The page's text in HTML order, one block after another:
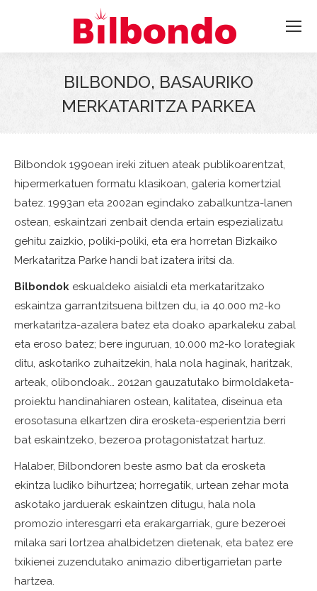
BILBONDO, BASAURIKO
MERKATARITZA PARKEA
Bilbondok 1990ean ireki zituen ateak publikoarentzat,
hipermerkatuen formatu klasikoan, galeria komertzial
batez. 1993an eta 2002an egindako zabalkuntza-lanen
ostean, eskaintzari zenbait denda ertain espezializatu
gehitu zaizkio, poliki-poliki, eta era horretan Bizkaiko
Merkataritza Parke handi bat izatera iritsi da.
Bilbondok eskualdeko aisialdi eta merkataritzako
eskaintza garrantzitsuena biltzen du, ia 40.000 m2-ko
merkataritza-azalera batez eta doako aparkaleku zabal
eta eroso batez; bere inguruan, 10.000 m2-ko lorategiak
ditu, askotariko zuhaitzekin, hala nola haginak, haritzak,
arteak, olibondoak… 2012an gauzatutako birmoldaketa-
proiektu handinahiaren ostean, kalitatea, diseinua eta
erosotasuna elkartzen dira erosketa-esperientzia berri
bat eskaintzeko, bezeroa protagonistatzat hartuz.
Halaber, Bilbondoren beste asmo bat da erosketa
ekintza ludiko bihurtzea; horregatik, urtean zehar mota
askotako jarduerak eskaintzen ditugu, hala nola
promozio interesgarri eta erakargarriak, gure bezeroei
milaka sari lortzea ahalbidetzen dietenak, eta batez ere
txikienei zuzendutako animazio dibertigarrietan parte
hartzea.